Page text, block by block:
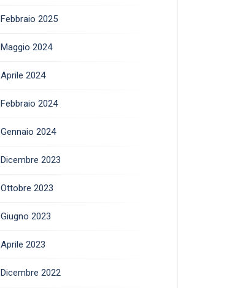
Febbraio 2025
Maggio 2024
Aprile 2024
Febbraio 2024
Gennaio 2024
Dicembre 2023
Ottobre 2023
Giugno 2023
Aprile 2023
Dicembre 2022